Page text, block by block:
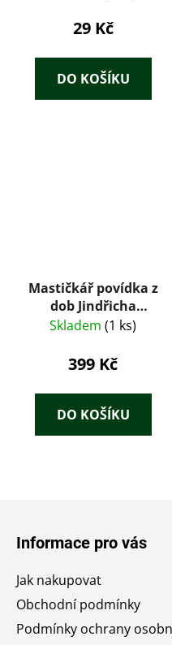
29 Kč
DO KOŠÍKU
Mastičkář povídka z
dob Jindřicha
Korutanského
Skladem (1 ks)
399 Kč
DO KOŠÍKU
Informace pro vás
Jak nakupovat
Obchodní podmínky
Podmínky ochrany